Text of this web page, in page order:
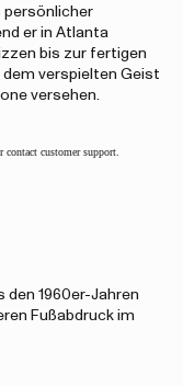
persönlicher
er in Atlanta
bis zur fertigen
verspielten Geist
versehen.
contact customer support.
den 1960er-Jahren
Fußabdruck im